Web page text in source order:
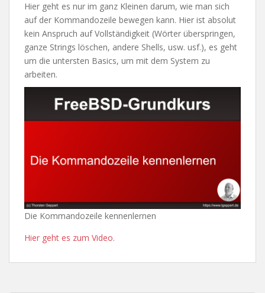
Hier geht es nur im ganz Kleinen darum, wie man sich
auf der Kommandozeile bewegen kann. Hier ist absolut
kein Anspruch auf Vollständigkeit (Wörter überspringen,
ganze Strings löschen, andere Shells, usw. usf.), es geht
um die untersten Basics, um mit dem System zu
arbeiten.
Die Kommandozeile kennenlernen
Hier geht es zum Video.